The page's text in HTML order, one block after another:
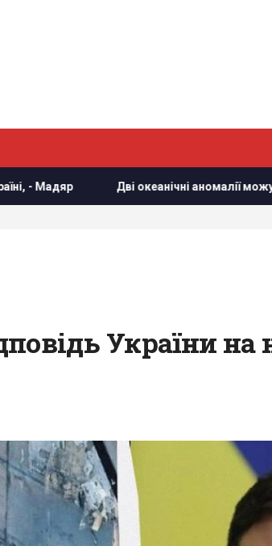
Дві океанічні аномалії можуть вплинути на
України